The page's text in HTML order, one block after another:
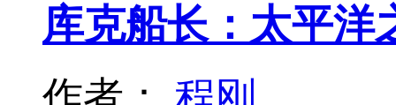
库克船长：太平洋